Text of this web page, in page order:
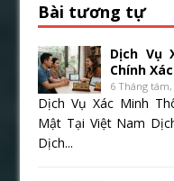
Bài tương tự
Dịch Vụ
Chính Xác
6 Tháng
Dịch Vụ Xác Minh
Mật Tại Việt Nam
Dịch...